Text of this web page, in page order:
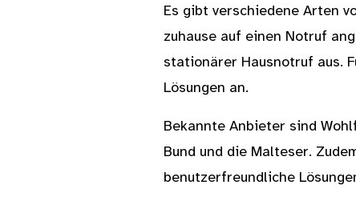
Es gibt verschiedene Arten
zuhause auf einen Notruf
stationärer Hausnotruf aus.
Lösungen an.
Bekannte Anbieter sind
Bund und die Malteser.
benutzerfreundliche